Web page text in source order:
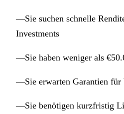
—Sie suchen schnelle
Investments
—Sie haben weniger als
—Sie erwarten Garantien für
—Sie benötigen kurzfristig